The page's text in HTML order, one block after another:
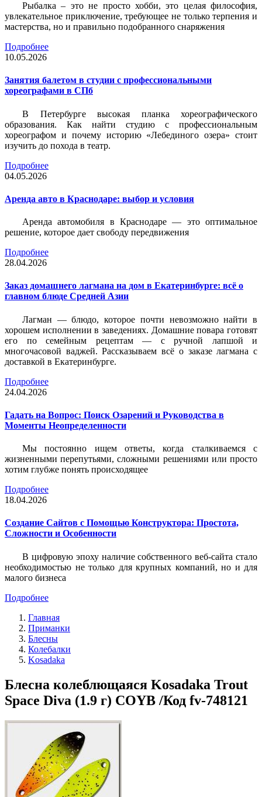
Рыбалка – это не просто хобби, это целая философия,
увлекательное приключение, требующее не только терпения и
мастерства, но и правильно подобранного снаряжения
Подробнее
10.05.2026
Занятия балетом в студии с профессиональными
хореографами в СПб
В Петербурге высокая планка хореографического
образования. Как найти студию с профессиональным
хореографом и почему историю «Лебединого озера» стоит
изучить до похода в театр.
Подробнее
04.05.2026
Аренда авто в Краснодаре: выбор и условия
Аренда автомобиля в Краснодаре — это оптимальное
решение, которое дает свободу передвижения
Подробнее
28.04.2026
Заказ домашнего лагмана на дом в Екатеринбурге: всё о
главном блюде Средней Азии
Лагман — блюдо, которое почти невозможно найти в
хорошем исполнении в заведениях. Домашние повара готовят
его по семейным рецептам — с ручной лапшой и
многочасовой ваджей. Рассказываем всё о заказе лагмана с
доставкой в Екатеринбурге.
Подробнее
24.04.2026
Гадать на Вопрос: Поиск Озарений и Руководства в
Моменты Неопределенности
Мы постоянно ищем ответы, когда сталкиваемся с
жизненными перепутьями, сложными решениями или просто
хотим глубже понять происходящее
Подробнее
18.04.2026
Создание Сайтов с Помощью Конструктора: Простота,
Сложности и Особенности
В цифровую эпоху наличие собственного веб-сайта стало
необходимостью не только для крупных компаний, но и для
малого бизнеса
Подробнее
Главная
Приманки
Блесны
Колебалки
Kosadaka
Блесна колеблющаяся Kosadaka Trout
Space Diva (1.9 г) COYB /Код fv-748121